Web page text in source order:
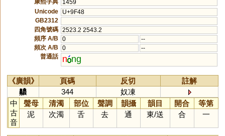
1459
Unicode
U+9F48
GB2312
四角號碼 2523.2 2543.2
頻序 A/B
0
--
頻次 A/B
0
--
普通話
n ng
《廣韻》 頁碼 反切
註解
齈
344
奴凍
中
古
音
聲母 清濁 部位 聲調 韻攝 韻目 開合
等第
泥
次濁 舌 去 通 東/送 合 一